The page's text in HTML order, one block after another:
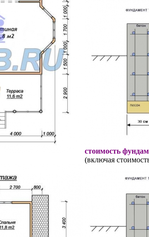
стоимость
(включая